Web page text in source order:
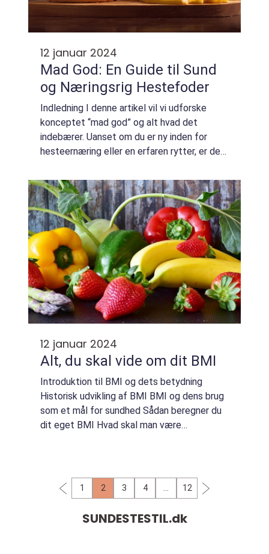
12 januar 2024
Mad God: En Guide til Sund
og Næringsrig Hestefoder
Indledning I denne artikel vil vi udforske
konceptet “mad god” og alt hvad det
indebærer. Uanset om du er ny inden for
hesteernæring eller en erfaren rytter, er det
man opretholder en sund og afba...
12 januar 2024
Alt, du skal vide om dit BMI
Introduktion til BMI og dets betydning
Historisk udvikling af BMI BMI og dens brug
som et mål for sundhed Sådan beregner du
dit eget BMI Hvad skal man være
1 2 3 4 12
SUNDESTESTIL.dk